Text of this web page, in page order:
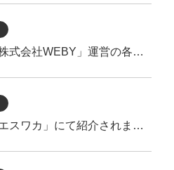
StockSun株式会社が「株式会社WEBY」運営の各サイト内で紹介されました。
StockSun株式会社が「エスワカ」にて紹介されました。